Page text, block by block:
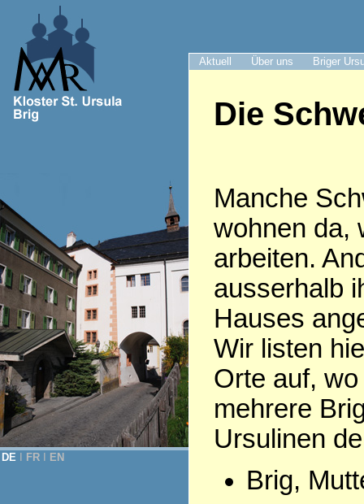
Aktuell Über uns Briger
DE FR EN
Die
Manche
wohnen da,
arbeiten.
ausserhalb
Hauses
Wir listen
Orte auf,
mehrere
Ursulinen
Brig,